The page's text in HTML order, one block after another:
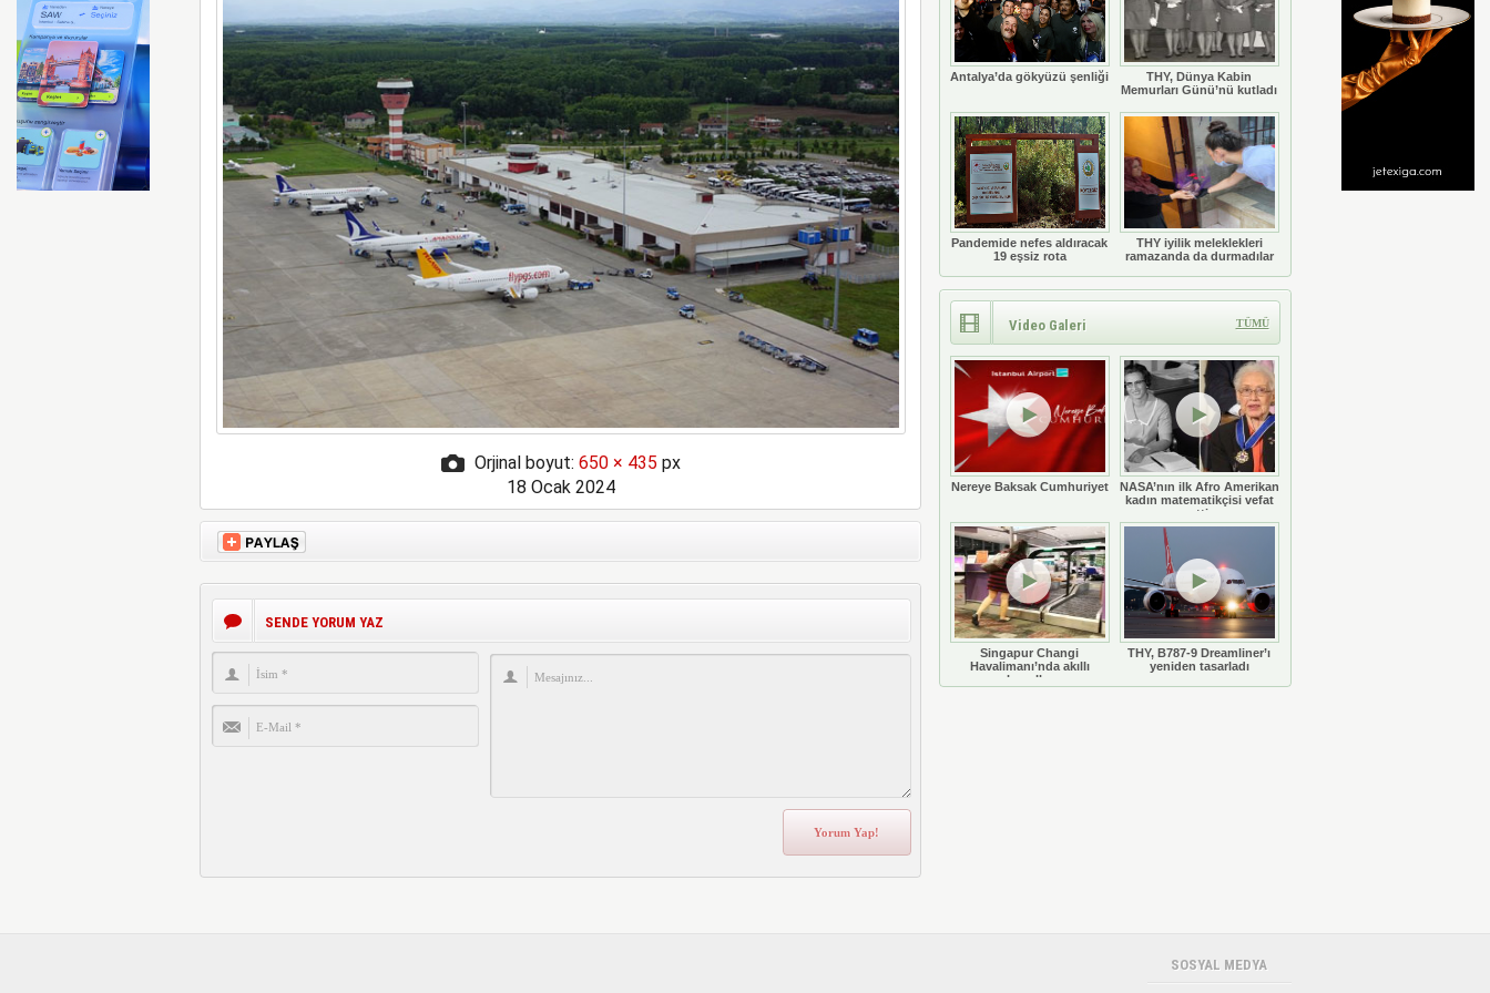
Emirates ile Arsenal sözleşmeyi 2033 yılına uzattı
Orjinal boyut: 650 × 435 px
18 Ocak 2024
SENDE YORUM YAZ
Antalya’da gökyüzü şenliği
THY, Dünya Kabin
Memurları Günü’nü kutladı
Pandemide nefes aldıracak
19 eşsiz rota
THY iyilik meleklekleri
ramazanda da durmadılar
Video Galeri TÜMÜ
Nereye Baksak Cumhuriyet
NASA’nın ilk Afro Amerikan
kadın matematikçisi vefat
etti
Singapur Changi
Havalimanı’nda akıllı
bavullar
THY, B787-9 Dreamliner’ı
yeniden tasarladı
SOSYAL MEDYA